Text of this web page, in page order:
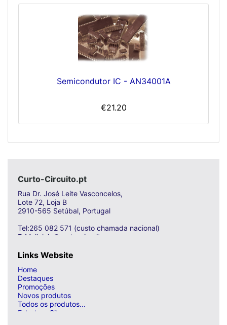
Semicondutor IC - AN34001A
€21.20
Curto-Circuito.pt
Rua Dr. José Leite Vasconcelos,
Lote 72, Loja B
2910-565 Setúbal, Portugal
Tel:265 082 571 (custo chamada nacional)
E-Mail: loja@curto-circuito.com
Links Website
Home
Destaques
Promoções
Novos produtos
Todos os produtos...
Estrutura Site